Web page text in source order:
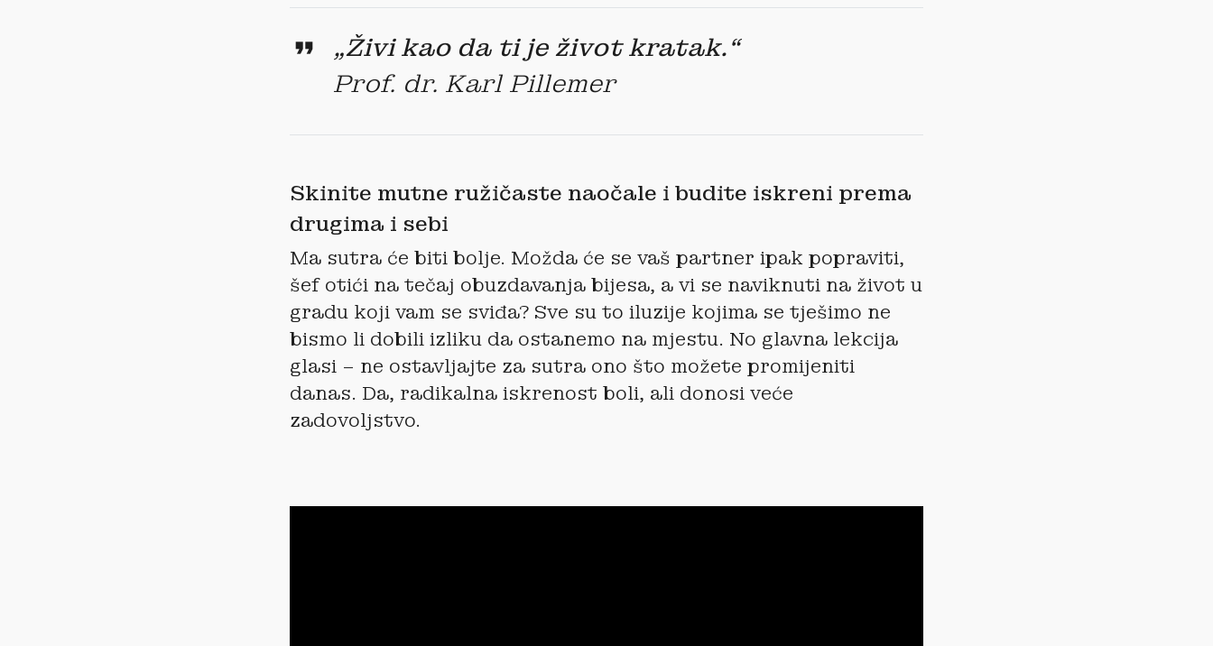
„Živi kao da ti je život kratak.“
Prof. dr. Karl Pillemer
Skinite mutne ružičaste naočale i budite iskreni prema
drugima i sebi
Ma sutra će biti bolje. Možda će se vaš partner ipak popraviti,
šef otići na tečaj obuzdavanja bijesa, a vi se naviknuti na život u
gradu koji vam se sviđa? Sve su to iluzije kojima se tješimo ne
bismo li dobili izliku da ostanemo na mjestu. No glavna lekcija
glasi – ne ostavljajte za sutra ono što možete promijeniti
danas. Da, radikalna iskrenost boli, ali donosi veće
zadovoljstvo.